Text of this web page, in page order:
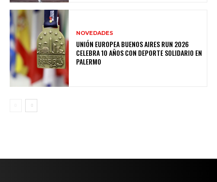
NOVEDADES
UNIÓN EUROPEA BUENOS AIRES RUN 2026
CELEBRA 10 AÑOS CON DEPORTE SOLIDARIO EN
PALERMO